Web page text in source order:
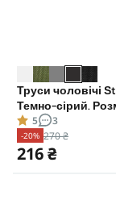
Труси чоловічі
Темно-сірий.
5 3
-20% 270 ₴
216 ₴